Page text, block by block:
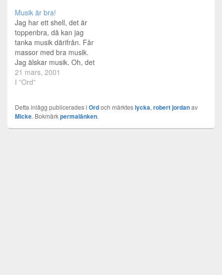
I wake from the sound. Of
a far away…
Musik är bra!
Jag har ett shell, det är
toppenbra, då kan jag
tanka musik därifrån. Får
massor med bra musik.
Jag älskar musik. Oh, det
är livets mening nästan
;)Solid Base - Push it.
Salt’n’Pepas låt.Jaha, vad
mer kan jag
säga...dödstraff, för eller
21 mars, 2001
I ”Ord”
Detta inlägg publicerades i Ordoch märkteslycka, robert jordanav
Micke. Bokmärkpermalänken.